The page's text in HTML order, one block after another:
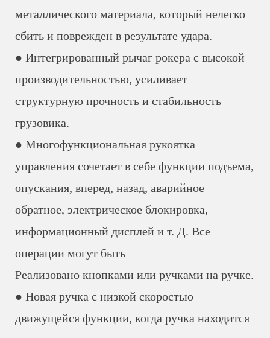
металлического материала, который нелегко
сбить и поврежден в результате удара.
● Интегрированный рычаг рокера с высокой
производительностью, усиливает
структурную прочность и стабильность
грузовика.
● Многофункциональная рукоятка
управления сочетает в себе функции подъема,
опускания, вперед, назад, аварийное
обратное, электрическое блокировка,
информационный дисплей и т. Д. Все
операции могут быть
Реализовано кнопками или ручками на ручке.
● Новая ручка с низкой скоростью
движущейся функции, когда ручка находится